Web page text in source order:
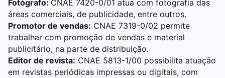
Fotógrafo: CNAE 7420-0/01 atua com fotografia das
áreas comerciais, de publicidade, entre outros.
Promotor de vendas: CNAE 7319-0/02 permite
trabalhar com promoção de vendas e material
publicitário, na parte de distribuição.
Editor de revista: CNAE 5813-1/00 possibilita atuação
em revistas periódicas impressas ou digitais, com